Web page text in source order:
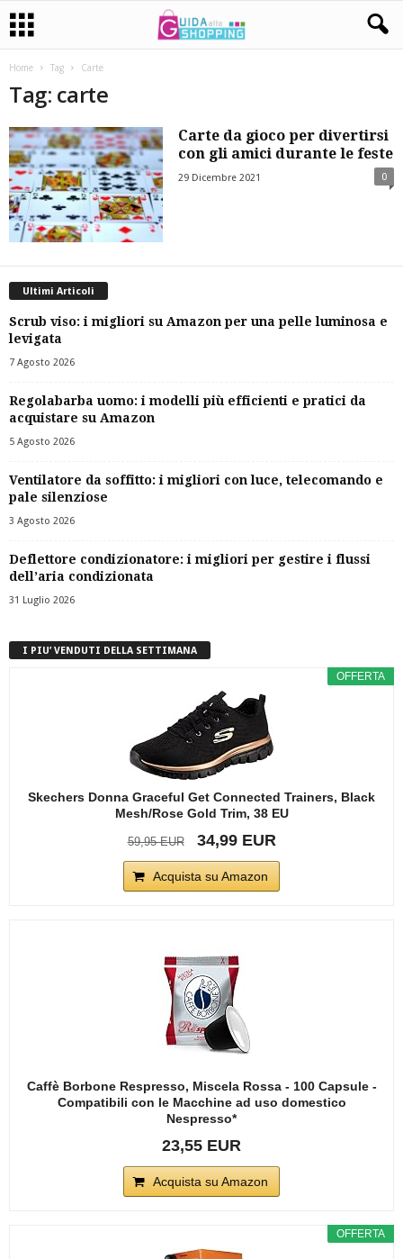
Home Tag Carte
Tag: carte
Carte da gioco per divertirsi
con gli amici durante le feste
29 Dicembre 2021 0
Ultimi Articoli
Scrub viso: i migliori su Amazon per una pelle luminosa e
levigata
7 Agosto 2026
Regolabarba uomo: i modelli più efficienti e pratici da
acquistare su Amazon
5 Agosto 2026
Ventilatore da soffitto: i migliori con luce, telecomando e
pale silenziose
3 Agosto 2026
Deflettore condizionatore: i migliori per gestire i flussi
dell’aria condizionata
31 Luglio 2026
I PIU’ VENDUTI DELLA SETTIMANA
OFFERTA
Skechers Donna Graceful Get Connected Trainers, Black
Mesh/Rose Gold Trim, 38 EU
59,95 EUR 34,99 EUR
Acquista su Amazon
Caffè Borbone Respresso, Miscela Rossa - 100 Capsule -
Compatibili con le Macchine ad uso domestico
Nespresso*
23,55 EUR
Acquista su Amazon
OFFERTA